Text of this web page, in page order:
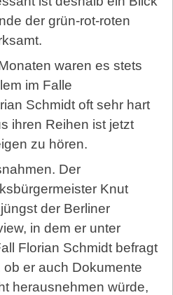
der grün-rot-roten
waren es stets
im Falle
Schmidt oft sehr hart
ihren Reihen ist jetzt
zu hören.
Der
Knut
der Berliner
in dem er unter
Florian Schmidt befragt
er auch Dokumente
herausnehmen würde,